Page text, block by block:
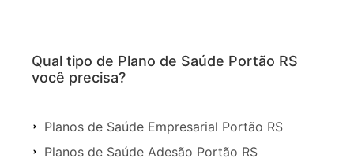
Qual tipo de Plano de Saúde Portão RS
você precisa?
Planos de Saúde Empresarial Portão RS
Planos de Saúde Adesão Portão RS